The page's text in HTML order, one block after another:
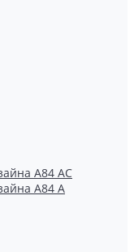
А84 АС
А84 А